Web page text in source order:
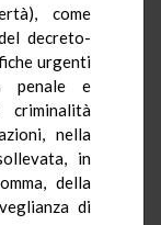
come
decreto-
urgenti
penale e
nella
in
della
di